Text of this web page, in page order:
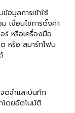
อมูลการเข้าใช้
เงื่อนไขการตั้งค่า
หรือเครื่องมือ
ต หรือ สมาร์ทโฟน
จดจำและบันทึก
โดยอัตโนมัติ